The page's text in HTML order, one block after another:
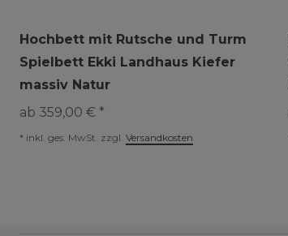
Hochbett mit Rutsche und Turm
Spielbett Ekki Landhaus Kiefer
massiv Natur
ab 359,00 € *
* inkl. ges. MwSt. zzgl. Versandkosten